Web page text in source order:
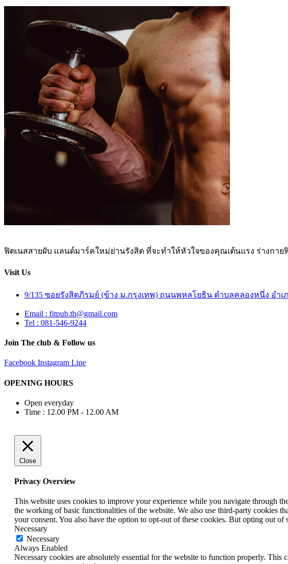
ฟิตเนสสายผับ แลนด์มาร์คใหม่ย่านรังสิต ที่จะทำให้หัวใจของคุณเต้นแรง ร่างกาย
Visit Us
9/135 ซอยรังสิตภิรมย์ (ข้าง ม.กรุงเทพ) ถนนพหลโยธิน ตำบลคลองหนึ่ง อำเ
Email : fitpub.th@gmail.com
Tel : 081-546-9244
Join The club & Follow us
Facebook Instagram Line
OPENING HOURS
Open everyday
Time : 12.00 PM - 12.00 AM
Close
Privacy Overview
This website uses cookies to improve your experience while you navigate through
the working of basic functionalities of the website. We also use third-party cookies
your consent. You also have the option to opt-out of these cookies. But opting out
Necessary
Necessary
Always Enabled
Necessary cookies are absolutely essential for the website to function properly.